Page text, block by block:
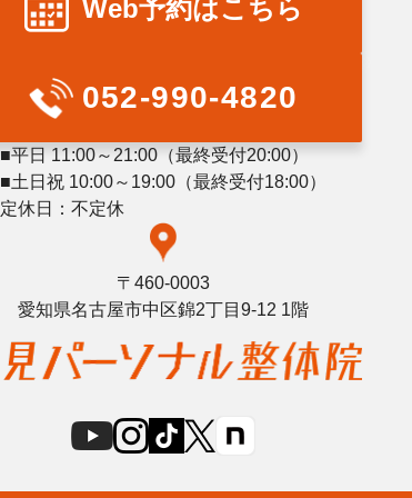
Web予約はこちら
052-990-4820
■平日 11:00～21:00（最終受付20:00）
■土日祝 10:00～19:00（最終受付18:00）
定休日：不定休
〒460-0003
愛知県名古屋市中区錦2丁目9-12 1階